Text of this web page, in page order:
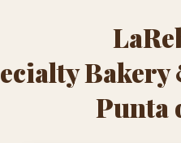
Bakery
Punta